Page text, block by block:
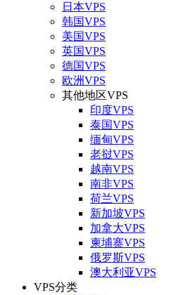
日本VPS
韩国VPS
美国VPS
英国VPS
德国VPS
欧洲VPS
其他地区VPS
印度VPS
泰国VPS
缅甸VPS
老挝VPS
越南VPS
南非VPS
荷兰VPS
新加坡VPS
加拿大VPS
柬埔寨VPS
俄罗斯VPS
澳大利亚VPS
VPS分类